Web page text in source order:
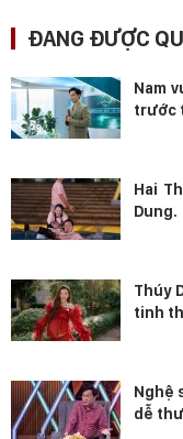
ĐANG ĐƯỢC
Nam
trước
Hai
Dung.
Thúy
tinh
Nghệ
dễ